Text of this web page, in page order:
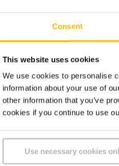
Consent
This website uses cookies
We use cookies to personalise
information about your use of
other information that you’ve
cookies if you continue to use
Use necessary cookies
SLH 700
SLH 700i
We hebben een